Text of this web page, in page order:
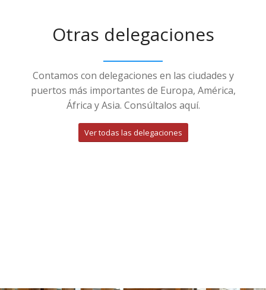
Otras delegaciones
Contamos con delegaciones en las ciudades y
puertos más importantes de Europa, América,
África y Asia. Consúltalos aquí.
Ver todas las delegaciones